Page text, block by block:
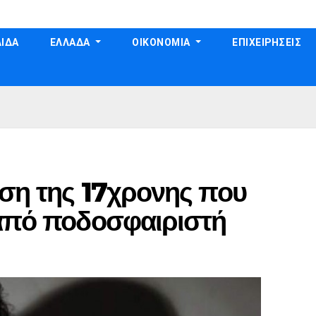
ΕΛΛΑΔΑ ΟΙΚΟΝΟΜΙΑ ΕΠΙΧΕΙΡΗΣΕΙΣ
της 17χρονης που
ποδοσφαιριστή